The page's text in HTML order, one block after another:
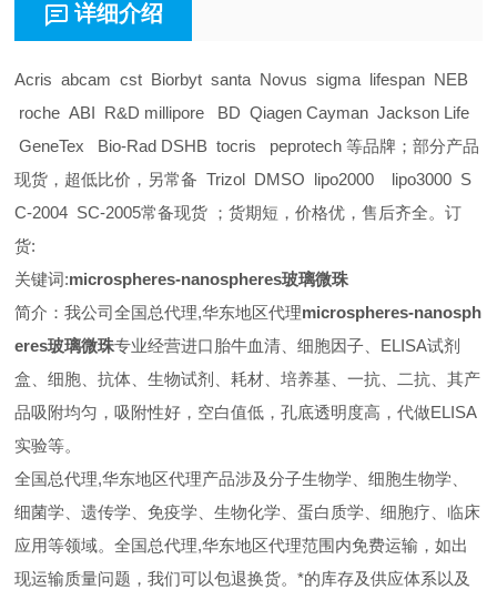
详细介绍
Acris abcam cst Biorbyt santa Novus sigma lifespan NEB
roche ABI R&D millipore BD Qiagen Cayman Jackson Life
GeneTex Bio-Rad DSHB tocris peprotech 等品牌；部分产品
现货，超低比价，另常备 Trizol DMSO lipo2000 lipo3000 S
C-2004 SC-2005常备现货 ；货期短，价格优，售后齐全。订
货:
关键词:microspheres-nanospheres玻璃微珠
简介：我公司全国总代理,华东地区代理microspheres-nanosph
eres玻璃微珠专业经营进口胎牛血清、细胞因子、ELISA试剂
盒、细胞、抗体、生物试剂、耗材、培养基、一抗、二抗、其产
品吸附均匀，吸附性好，空白值低，孔底透明度高，代做ELISA
实验等。
全国总代理,华东地区代理产品涉及分子生物学、细胞生物学、
细菌学、遗传学、免疫学、生物化学、蛋白质学、细胞疗、临床
应用等领域。全国总代理,华东地区代理范围内免费运输，如出
现运输质量问题，我们可以包退换货。*的库存及供应体系以及